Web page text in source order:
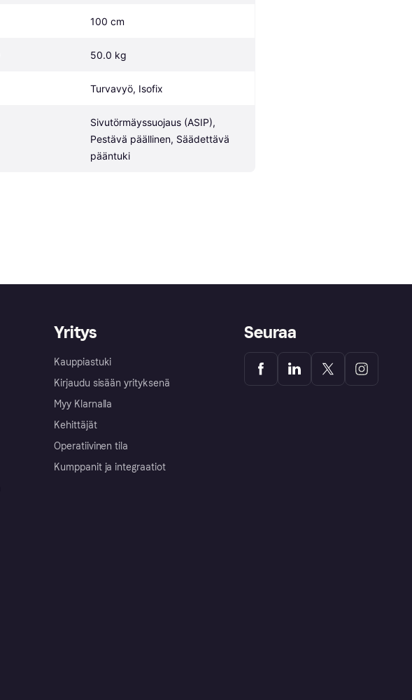
100 cm
50.0 kg
Turvavyö, Isofix
Sivutörmäyssuojaus (ASIP),
Pestävä päällinen, Säädettävä
pääntuki
Yritys
Kauppiastuki
Kirjaudu sisään yrityksenä
Myy Klarnalla
Kehittäjät
Operatiivinen tila
Kumppanit ja integraatiot
Seuraa